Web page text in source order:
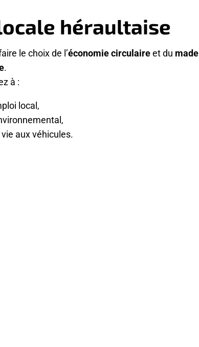
héraultaise
le choix de l’économie circulaireet du made
.
à :
local,
aux véhicules.